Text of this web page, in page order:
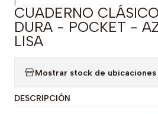
|
CUADERNO
DURA - POCKET -
LISA
Mostrar stock de ubicaciones
DESCRIPCIÓN